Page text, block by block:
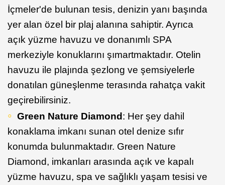
İçmeler'de bulunan tesis, denizin yanı başında
yer alan özel bir plaj alanına sahiptir. Ayrıca
açık yüzme havuzu ve donanımlı SPA
merkeziyle konuklarını şımartmaktadır. Otelin
havuzu ile plajında şezlong ve şemsiyelerle
donatılan güneşlenme terasında rahatça vakit
geçirebilirsiniz.
Green Nature Diamond: Her şey dahil
konaklama imkanı sunan otel denize sıfır
konumda bulunmaktadır. Green Nature
Diamond, imkanları arasında açık ve kapalı
yüzme havuzu, spa ve sağlıklı yaşam tesisi ve